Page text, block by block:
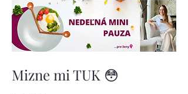
Mizne mi TUK 😳